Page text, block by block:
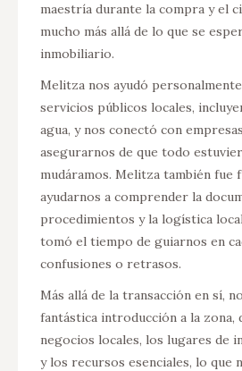
maestría durante la compra y el
mucho más allá de lo que se
inmobiliario.
Melitza nos ayudó
servicios públicos locales,
agua, y nos conectó con
asegurarnos de que todo
mudáramos. Melitza también fue
ayudarnos a comprender la
procedimientos y la logística
tomó el tiempo de guiarnos en
confusiones o retrasos.
Más allá de la transacción en sí,
fantástica introducción a la zona,
negocios locales, los lugares de
y los recursos esenciales, lo que